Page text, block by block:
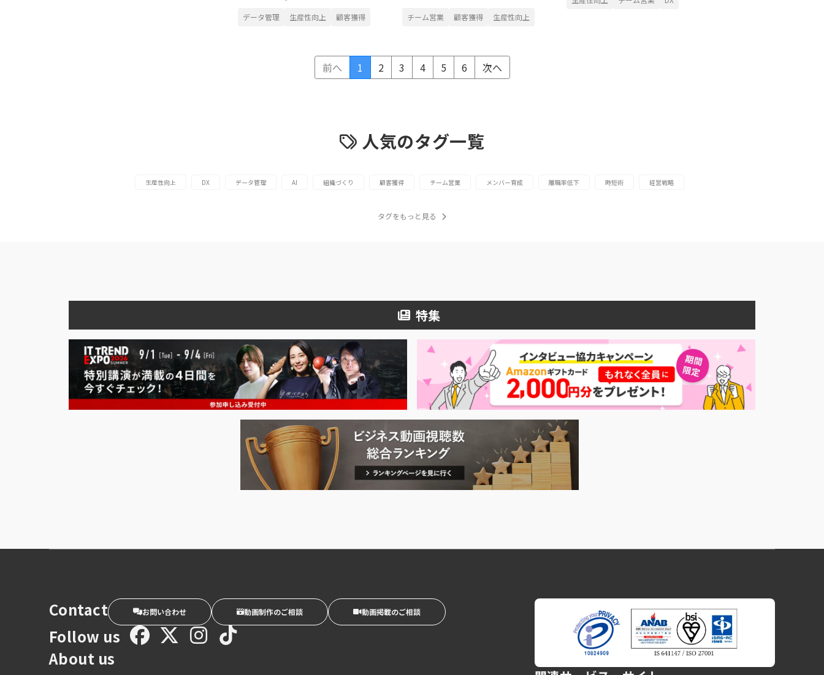
データ管理 生産性向上 顧客獲得 チーム営業 顧客獲得 生産性向上
前へ 1 2 3 4 5 6 次へ
人気のタグ一覧
生産性向上 DX データ管理 AI 組織づくり 顧客獲得 チーム営業 メンバー育成 離職率低下 時短術 経営戦略
タグをもっと見る
特集
Contact お問い合わせ 動画制作のご相談 動画掲載のご相談
Follow us
About us